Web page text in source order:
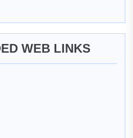
WEB LINKS